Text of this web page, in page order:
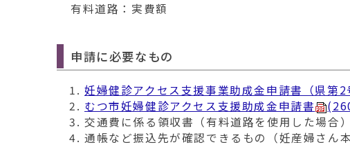
有料道路：実費額
申請に必要なもの
妊婦健診アクセス支援事業助成金申請書（県第2
むつ市妊婦健診アクセス支援助成金申請書
交通費に係る領収書（有料道路を使用した場合）
通帳など振込先が確認できるもの（妊産婦さん